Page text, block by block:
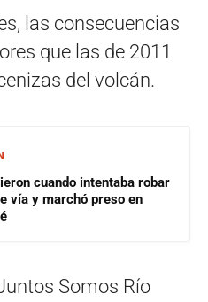
las consecuencias
que las de 2011
del volcán.
cuando intentaba robar
vía y marchó preso en
Somos Río